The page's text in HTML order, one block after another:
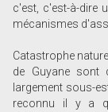
c'est, c'est-à-dire
mécanismes
Catastrophe
de Guyane sont
largement sous-
reconnu il y a